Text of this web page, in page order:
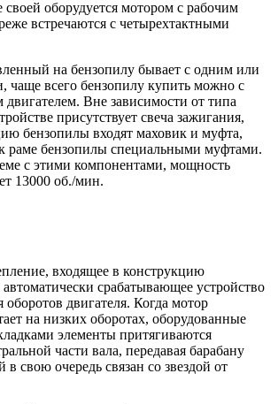
своей оборудуется мотором с рабочим
встречаются с четырехтактными
на бензопилу бывает с одним или
чаще всего бензопилу купить можно с
Вне зависимости от типа
присутствует свеча зажигания,
бензопилы входят маховик и муфта,
раме бензопилы специальными муфтами.
с этими компонентами, мощность
13000 об./мин.
входящее в конструкцию
срабатывающее устройство
двигателя. Когда мотор
на низких оборотах, оборудованные
элементы притягиваются
части вала, передавая барабану
свою очередь связан со звездой от